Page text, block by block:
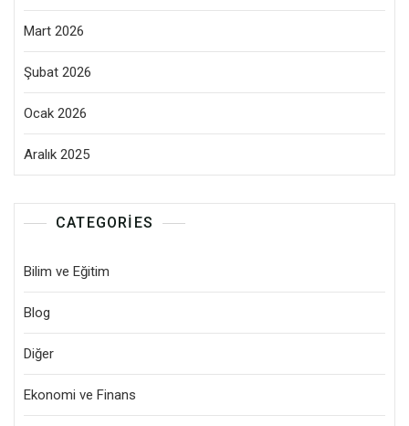
Mart 2026
Şubat 2026
Ocak 2026
Aralık 2025
CATEGORIES
Bilim ve Eğitim
Blog
Diğer
Ekonomi ve Finans